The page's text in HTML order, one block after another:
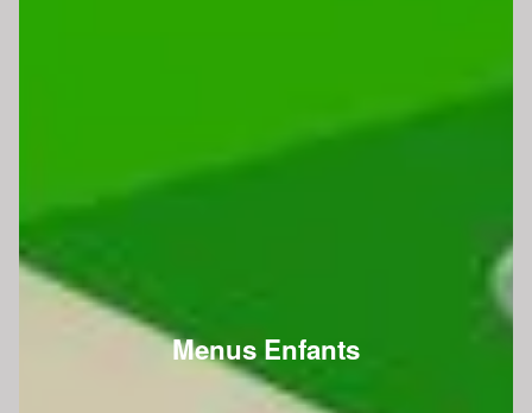
Menus Enfants